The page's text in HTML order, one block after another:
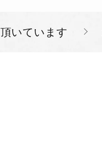
いています